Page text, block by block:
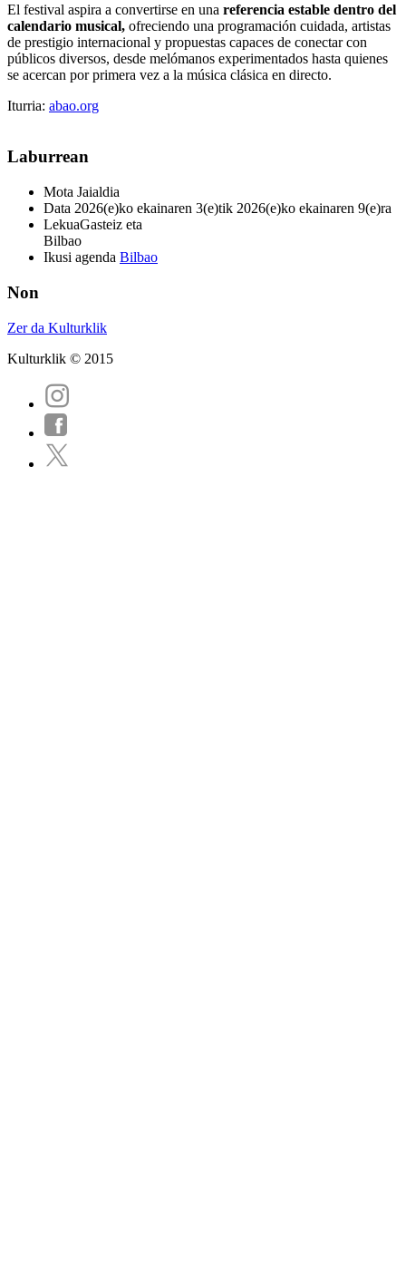
El festival aspira a convertirse en una referencia estable dentro del
calendario musical, ofreciendo una programación cuidada, artistas
de prestigio internacional y propuestas capaces de conectar con
públicos diversos, desde melómanos experimentados hasta quienes
se acercan por primera vez a la música clásica en directo.
Iturria: abao.org
Laburrean
Mota Jaialdia
Data 2026(e)ko ekainaren 3(e)tik 2026(e)ko ekainaren 9(e)ra
LekuaGasteiz eta
Bilbao
Ikusi agenda Bilbao
Non
Zer da Kulturklik
Kulturklik © 2015